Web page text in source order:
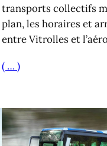
transports collectifs
plan, les horaires et
entre Vitrolles et
( … )